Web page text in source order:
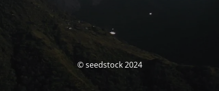
© seedstock 2024